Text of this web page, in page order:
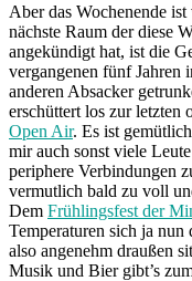
Aber das Wochenende
nächste Raum der diese
angekündigt hat, ist die
vergangenen fünf Jahren
anderen Absacker
erschüttert los zur letzten
Open Air. Es ist
mir auch sonst viele
periphere Verbindungen
vermutlich bald zu voll
Dem Frühlingsfest der
Temperaturen sich ja nun
also angenehm draußen
Musik und Bier gibt’s